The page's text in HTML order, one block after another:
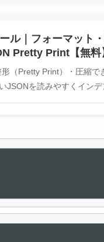
ル｜フォーマット
Pretty Print【無料
（Pretty Print）・圧縮で
JSONを読みやすくインデ
チェック（バリデーショ
結型のため、機密データ